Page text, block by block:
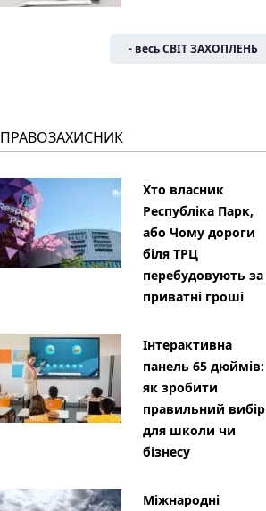
- весь СВІТ ЗАХОПЛЕНЬ
ПРАВОЗАХИСНИК
Хто власник
Республіка Парк,
або Чому дороги
біля ТРЦ
перебудовують за
приватні гроші
Інтерактивна
панель 65 дюймів:
як зробити
правильний вибір
для школи чи
бізнесу
Міжнародні